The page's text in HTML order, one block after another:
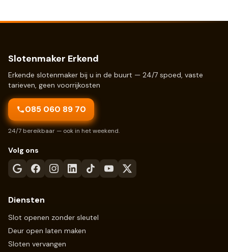
Slotenmaker Erkend
Erkende slotenmaker bij u in de buurt — 24/7 spoed, vaste
tarieven, geen voorrijkosten
085 060 89 70
24/7 bereikbaar — ook in het weekend.
Volg ons
Diensten
Slot openen zonder sleutel
Deur open laten maken
Sloten vervangen